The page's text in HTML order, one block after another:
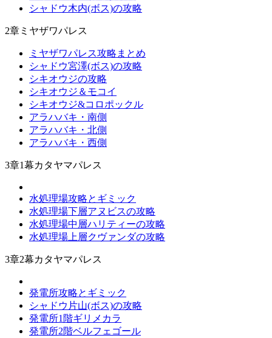
シャドウ木内(ボス)の攻略
2章ミヤザワパレス
ミヤザワパレス攻略まとめ
シャドウ宮澤(ボス)の攻略
シキオウジの攻略
シキオウジ＆モコイ
シキオウジ&コロポックル
アラハバキ・南側
アラハバキ・北側
アラハバキ・西側
3章1幕カタヤマパレス
水処理場攻略とギミック
水処理場下層アヌビスの攻略
水処理場中層ハリティーの攻略
水処理場上層クヴァンダの攻略
3章2幕カタヤマパレス
発電所攻略とギミック
シャドウ片山(ボス)の攻略
発電所1階ギリメカラ
発電所2階ベルフェゴール